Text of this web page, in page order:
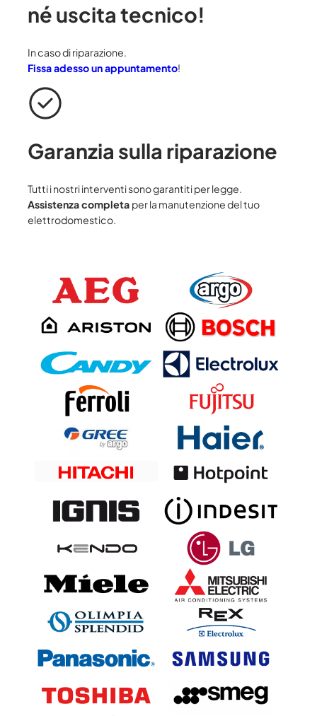
né uscita tecnico!
In caso di riparazione.
Fissa adesso un appuntamento!
Garanzia sulla riparazione
Tutti i nostri interventi sono garantiti per legge.
Assistenza completa per la manutenzione del tuo
elettrodomestico.